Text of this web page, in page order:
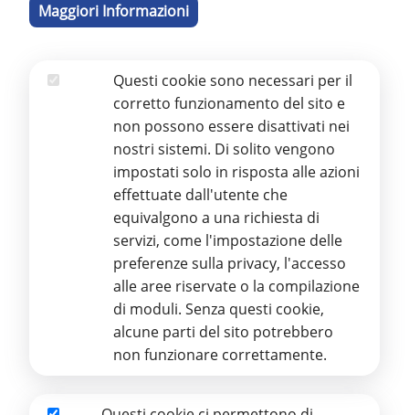
Maggiori Informazioni
Questi cookie sono necessari per il
corretto funzionamento del sito e
non possono essere disattivati nei
nostri sistemi. Di solito vengono
impostati solo in risposta alle azioni
effettuate dall'utente che
equivalgono a una richiesta di
servizi, come l'impostazione delle
preferenze sulla privacy, l'accesso
alle aree riservate o la compilazione
di moduli. Senza questi cookie,
alcune parti del sito potrebbero
non funzionare correttamente.
cosa si può segnalare (pag. 4);
segnalazioni (pag. 5);
chi sono i soggetti tutelati (pag. 5);
quali sono le tutele (pag. 6);
come effettuare la segnalazione utilizzando il
canale interno (pag. 10).
2) Modulo per effettuare la segnalazione in forma
3) Indirizzo di posta elettronica certificata per
inviare da e-mail o pec la segnalazione in forma
giovanni.ferrera.odv@pec.it
4) Numero telefonico riservato per effettuare la